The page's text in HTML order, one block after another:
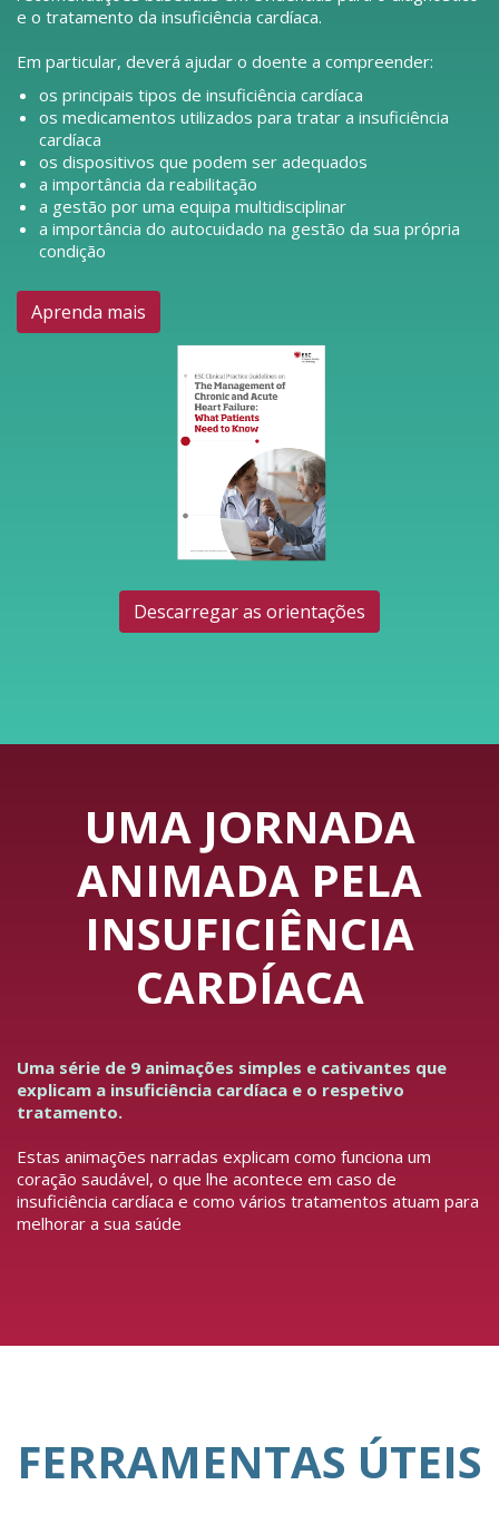
e o tratamento da insuficiência cardíaca.
Em particular, deverá ajudar o doente a compreender:
os principais tipos de insuficiência cardíaca
os medicamentos utilizados para tratar a insuficiência
cardíaca
os dispositivos que podem ser adequados
a importância da reabilitação
a gestão por uma equipa multidisciplinar
a importância do autocuidado na gestão da sua própria
condição
Aprenda mais
Descarregar as orientações
UMA JORNADA
ANIMADA PELA
INSUFICIÊNCIA
CARDÍACA
Uma série de 9 animações simples e cativantes que
explicam a insuficiência cardíaca e o respetivo
tratamento.
Estas animações narradas explicam como funciona um
coração saudável, o que lhe acontece em caso de
insuficiência cardíaca e como vários tratamentos atuam para
melhorar a sua saúde
FERRAMENTAS ÚTEIS